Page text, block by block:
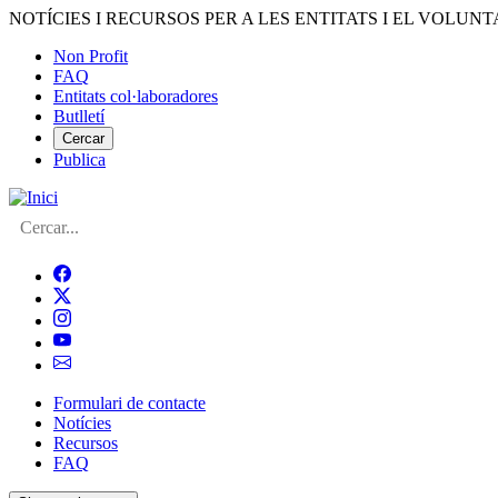
Vés
contingut
NOTÍCIES I RECURSOS PER A LES ENTITATS I EL
Menú
del
compte
d'usuari
Non Profit
FAQ
Entitats col·laboradores
Butlletí
Cercar
Publica
Cerca
Navegació
principal
de
Formulari de contacte
Notícies
Recursos
FAQ